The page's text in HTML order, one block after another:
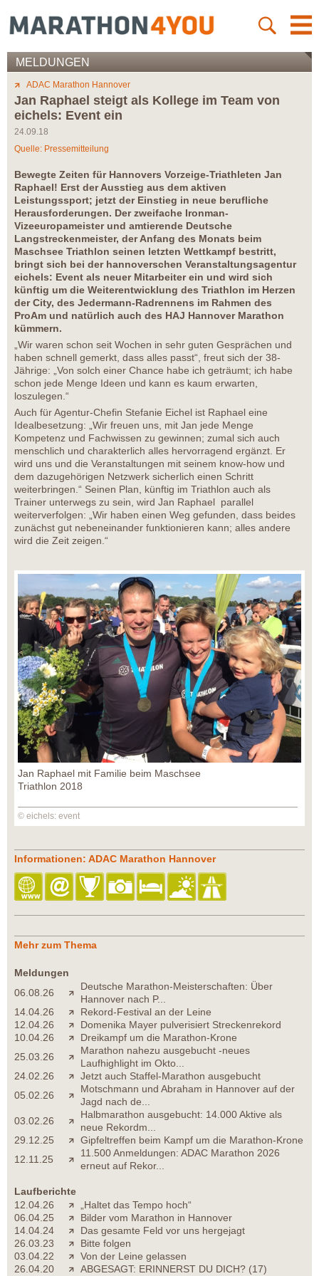
MELDUNGEN
ADAC Marathon Hannover
Jan Raphael steigt als Kollege im Team von
eichels: Event ein
24.09.18
Quelle: Pressemitteilung
Bewegte Zeiten für Hannovers Vorzeige-Triathleten Jan
Raphael! Erst der Ausstieg aus dem aktiven
Leistungssport; jetzt der Einstieg in neue berufliche
Herausforderungen. Der zweifache Ironman-
Vizeeuropameister und amtierende Deutsche
Langstreckenmeister, der Anfang des Monats beim
Maschsee Triathlon seinen letzten Wettkampf bestritt,
bringt sich bei der hannoverschen Veranstaltungsagentur
eichels: Event als neuer Mitarbeiter ein und wird sich
künftig um die Weiterentwicklung des Triathlon im Herzen
der City, des Jedermann-Radrennens im Rahmen des
ProAm und natürlich auch des HAJ Hannover Marathon
kümmern.
„Wir waren schon seit Wochen in sehr guten Gesprächen und
haben schnell gemerkt, dass alles passt“, freut sich der 38-
Jährige: „Von solch einer Chance habe ich geträumt; ich habe
schon jede Menge Ideen und kann es kaum erwarten,
loszulegen.“
Auch für Agentur-Chefin Stefanie Eichel ist Raphael eine
Idealbesetzung: „Wir freuen uns, mit Jan jede Menge
Kompetenz und Fachwissen zu gewinnen; zumal sich auch
menschlich und charakterlich alles hervorragend ergänzt. Er
wird uns und die Veranstaltungen mit seinem know-how und
dem dazugehörigen Netzwerk sicherlich einen Schritt
weiterbringen.“ Seinen Plan, künftig im Triathlon auch als
Trainer unterwegs zu sein, wird Jan Raphael parallel
weiterverfolgen: „Wir haben einen Weg gefunden, dass beides
zunächst gut nebeneinander funktionieren kann; alles andere
wird die Zeit zeigen.“
Jan Raphael mit Familie beim Maschsee
Triathlon 2018
© eichels: event
Informationen: ADAC Marathon Hannover
Mehr zum Thema
Meldungen
06.08.26
Deutsche Marathon-Meisterschaften: Über
Hannover nach P...
14.04.26
Rekord-Festival an der Leine
12.04.26
Domenika Mayer pulverisiert Streckenrekord
10.04.26
Dreikampf um die Marathon-Krone
25.03.26
Marathon nahezu ausgebucht -neues
Laufhighlight im Okto...
24.02.26
Jetzt auch Staffel-Marathon ausgebucht
05.02.26
Motschmann und Abraham in Hannover auf der
Jagd nach de...
03.02.26
Halbmarathon ausgebucht: 14.000 Aktive als
neue Rekordm...
29.12.25
Gipfeltreffen beim Kampf um die Marathon-Krone
12.11.25
11.500 Anmeldungen: ADAC Marathon 2026
erneut auf Rekor...
Laufberichte
12.04.26
„Haltet das Tempo hoch“
06.04.25
Bilder vom Marathon in Hannover
14.04.24
Das gesamte Feld vor uns hergejagt
26.03.23
Bitte folgen
03.04.22
Von der Leine gelassen
26.04.20
ABGESAGT: ERINNERST DU DICH? (17)